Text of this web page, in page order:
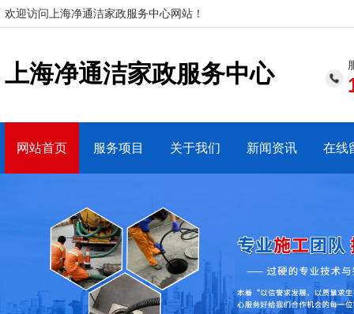
欢迎访问上海净通洁家政服务中心网站！
上海净通洁家政服务中心
网站首页 服务项目 关于我们 新闻资讯 在线